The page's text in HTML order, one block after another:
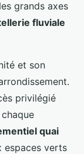
grands axes
fluviale
et son
privilégié
quai
espaces verts